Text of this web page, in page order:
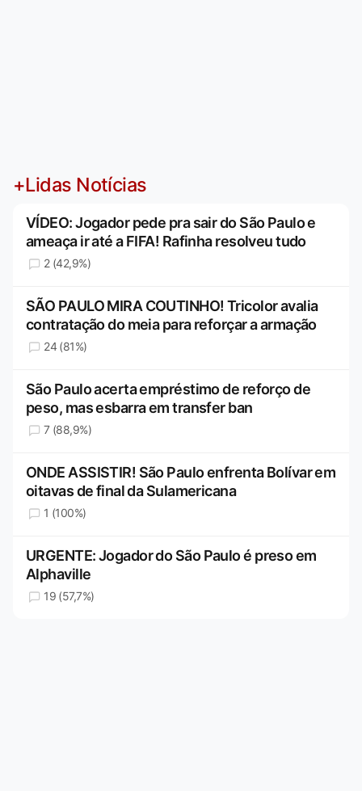
+Lidas Notícias
VÍDEO: Jogador pede pra sair do São Paulo e
ameaça ir até a FIFA! Rafinha resolveu tudo
2 (42,9%)
SÃO PAULO MIRA COUTINHO! Tricolor avalia
contratação do meia para reforçar a armação
24 (81%)
São Paulo acerta empréstimo de reforço de
peso, mas esbarra em transfer ban
7 (88,9%)
ONDE ASSISTIR! São Paulo enfrenta Bolívar em
oitavas de final da Sulamericana
1 (100%)
URGENTE: Jogador do São Paulo é preso em
Alphaville
19 (57,7%)